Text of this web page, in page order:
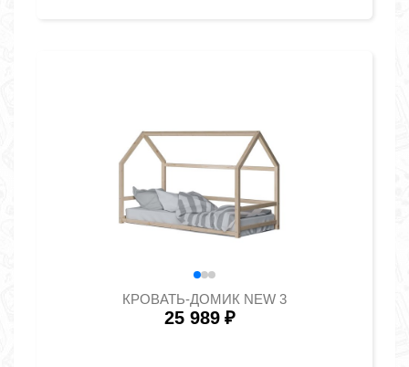
КРОВАТЬ-ДОМИК NEW 3
25 989 ₽